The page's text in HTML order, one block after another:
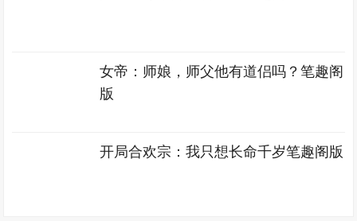
女帝：师娘，师父他有道侣吗？笔趣阁
版
开局合欢宗：我只想长命千岁笔趣阁版